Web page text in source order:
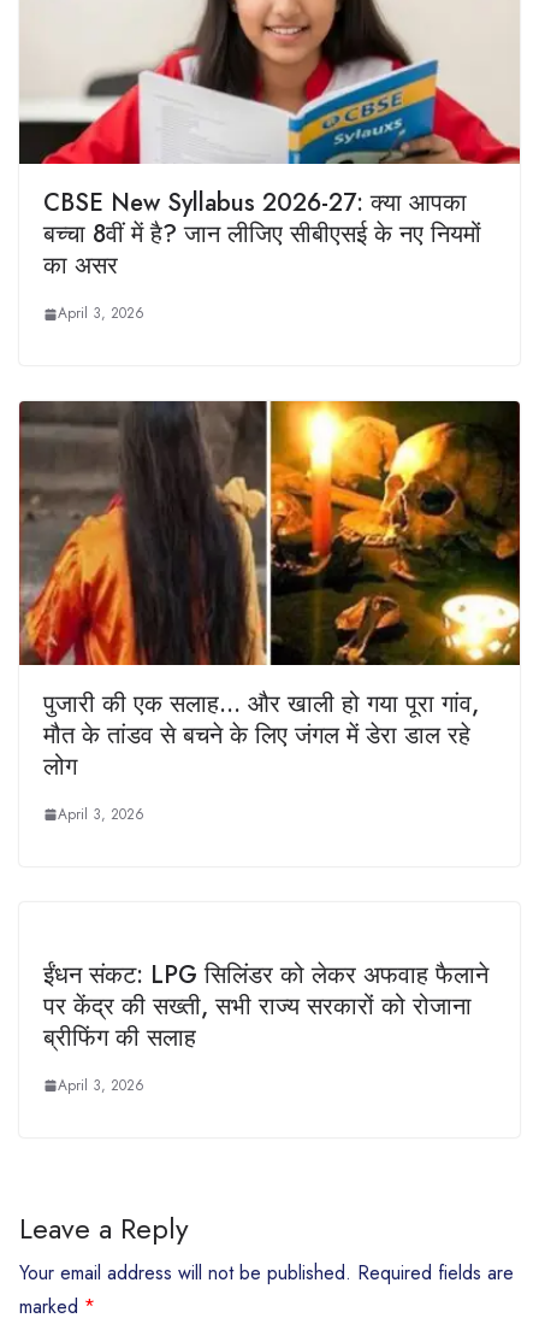
CBSE New Syllabus 2026-27: क्या आपका
बच्चा 8वीं में है? जान लीजिए सीबीएसई के नए नियमों
का असर
April 3, 2026
पुजारी की एक सलाह… और खाली हो गया पूरा गांव,
मौत के तांडव से बचने के लिए जंगल में डेरा डाल रहे
लोग
April 3, 2026
ईंधन संकट: LPG सिलिंडर को लेकर अफवाह फैलाने
पर केंद्र की सख्ती, सभी राज्य सरकारों को रोजाना
ब्रीफिंग की सलाह
April 3, 2026
Leave a Reply
Your email address will not be published. Required fields are
marked *